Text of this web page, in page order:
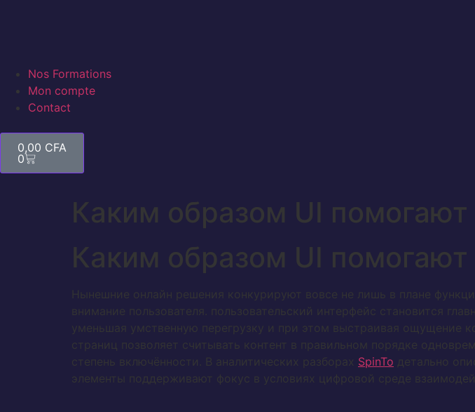
Nos Formations
Mon compte
Contact
0,00 CFA
0
Каким образом UI
Каким образом UI
Нынешние онлайн решения конкурируют вовсе не лишь в плане
внимание пользователя. пользовательский интерфейс становится
уменьшая умственную перегрузку и при этом выстраивая ощущение
страниц позволяет считывать контент в правильном порядке
степень включённости. В аналитических разборах SpinTo детально
элементы поддерживают фокус в условиях цифровой среде